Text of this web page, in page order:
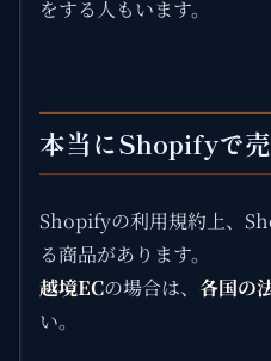
をする人もいます。
本当にShopifyで
Shopifyの利用規約上、
る商品があります。
越境ECの場合は、 各国の
い。